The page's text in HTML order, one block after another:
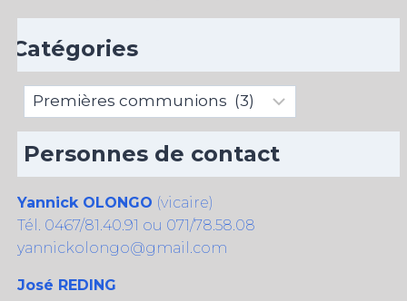
Catégories
Personnes de contact
Yannick OLONGO (vicaire)
Tél. 0467/81.40.91 ou 071/78.58.08
yannickolongo@gmail.com
José REDING